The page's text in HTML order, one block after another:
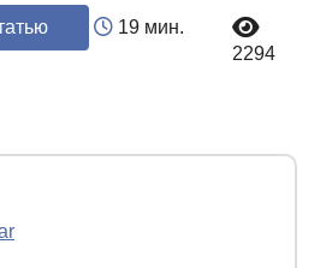
19 мин.
2294